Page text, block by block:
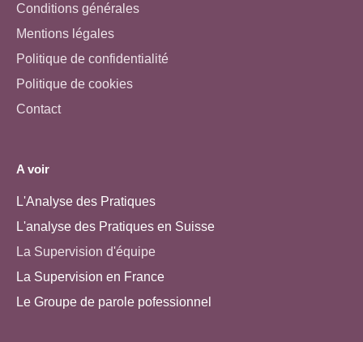
Conditions générales
Mentions légales
Politique de confidentialité
Politique de cookies
Contact
A voir
L'Analyse des Pratiques
L'analyse des Pratiques en Suisse
La Supervision d'équipe
La Supervision en France
Le Groupe de parole pofessionnel